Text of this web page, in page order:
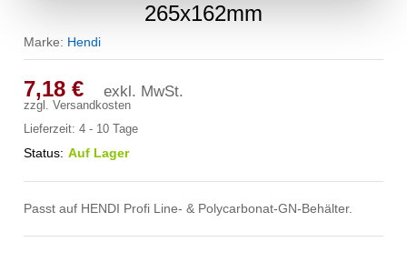
265x162mm
Marke: Hendi
7,18€ exkl. MwSt.
zzgl.Versandkosten
Lieferzeit:4 - 10 Tage
Status: Auf Lager
Passt auf HENDI Profi Line- & Polycarbonat-GN-Behälter.